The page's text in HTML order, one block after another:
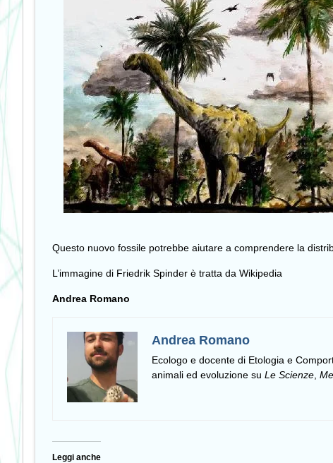
Questo nuovo fossile potrebbe aiutare a comprendere la
L’immagine di Friedrik Spinder è tratta da Wikipedia
Andrea Romano
Andrea Romano
Ecologo e docente di Etologia e
animali ed evoluzione su Le Scienze
Leggi anche